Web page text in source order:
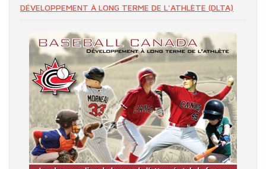
DÉVELOPPEMENT À LONG TERME DE L'ATHLÈTE (DLTA)